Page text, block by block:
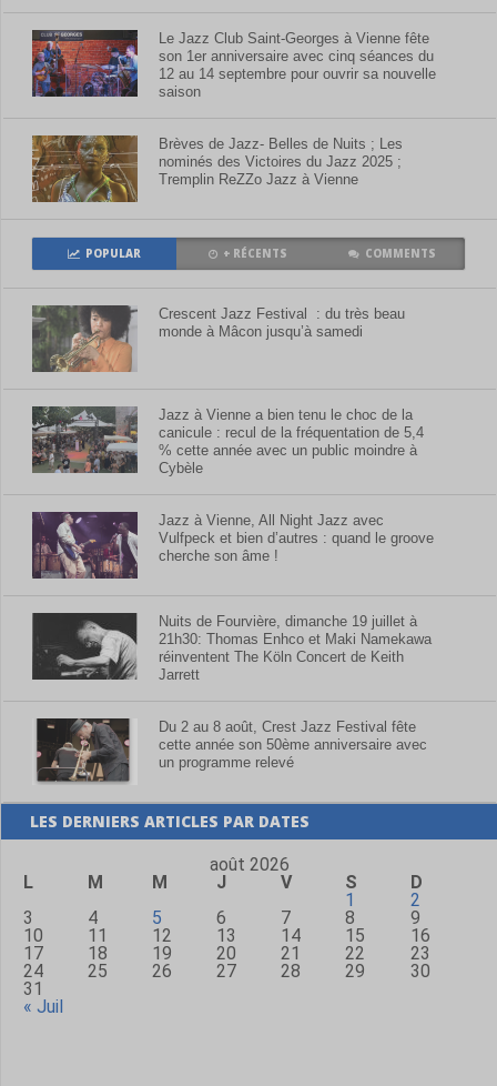
Le Jazz Club Saint-Georges à Vienne fête
son 1er anniversaire avec cinq séances du
12 au 14 septembre pour ouvrir sa nouvelle
saison
Brèves de Jazz- Belles de Nuits ; Les
nominés des Victoires du Jazz 2025 ;
Tremplin ReZZo Jazz à Vienne
POPULAR + RÉCENTS COMMENTS
Crescent Jazz Festival : du très beau
monde à Mâcon jusqu’à samedi
Jazz à Vienne a bien tenu le choc de la
canicule : recul de la fréquentation de 5,4
% cette année avec un public moindre à
Cybèle
Jazz à Vienne, All Night Jazz avec
Vulfpeck et bien d’autres : quand le groove
cherche son âme !
Nuits de Fourvière, dimanche 19 juillet à
21h30: Thomas Enhco et Maki Namekawa
réinventent The Köln Concert de Keith
Jarrett
Du 2 au 8 août, Crest Jazz Festival fête
cette année son 50ème anniversaire avec
un programme relevé
LES DERNIERS ARTICLES PAR DATES
août 2026
L
M M J V S
D
1
2
3
4 5 6 7 8
9
10
11 12 13 14 15
16
17
18 19 20 21 22
23
24
25 26 27 28 29
30
31
« Juil